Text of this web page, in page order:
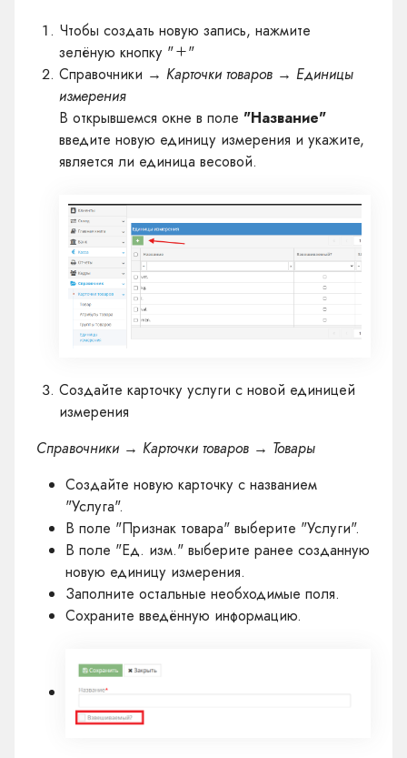
Чтобы создать новую запись, нажмите
зелёную кнопку "
"
Справочники → Карточки товаров → Единицы
измерения
В открывшемся окне в поле "Название"
введите новую единицу измерения и укажите,
является ли единица весовой.
Создайте карточку услуги с новой единицей
измерения
Справочники → Карточки товаров → Товары
Создайте новую карточку с названием
"Услуга".
В поле "Признак товара" выберите "Услуги".
В поле "Ед. изм." выберите ранее созданную
новую единицу измерения.
Заполните остальные необходимые поля.
Сохраните введённую информацию.